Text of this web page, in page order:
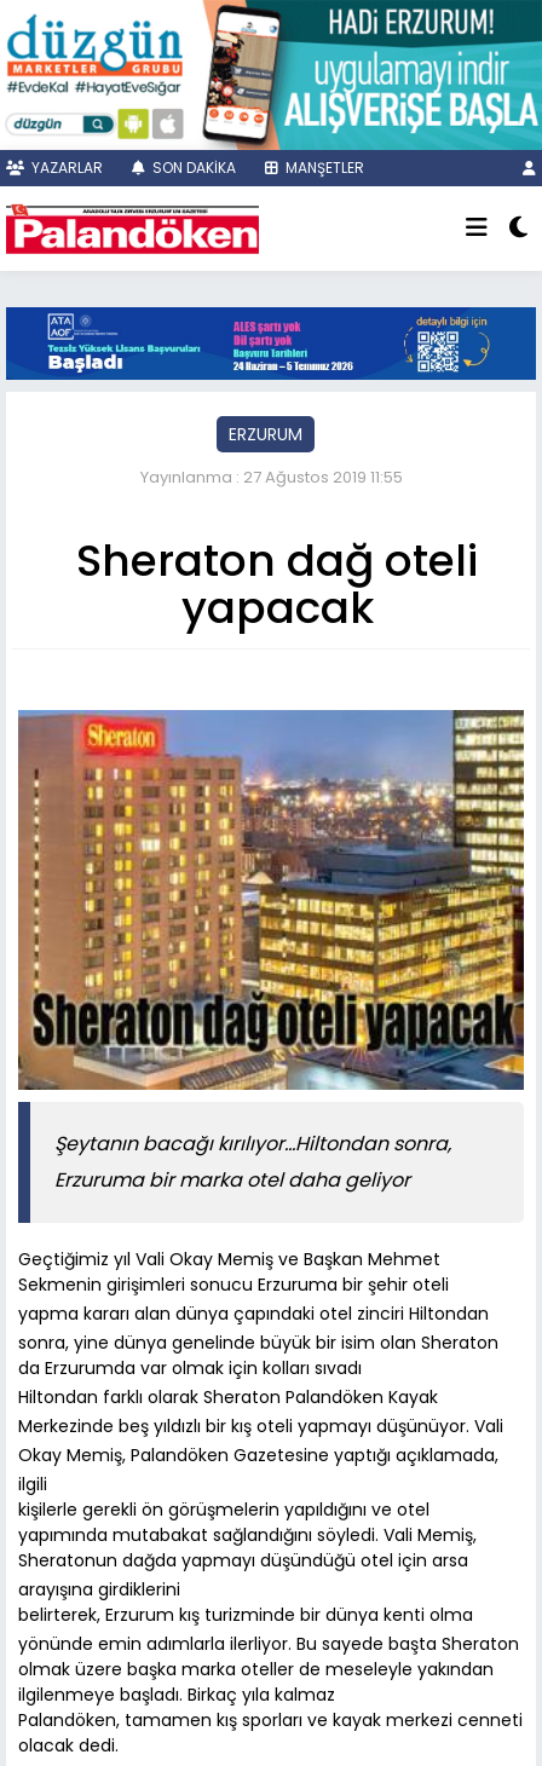
YAZARLAR SON DAKİKA MANŞETLER
ERZURUM
Yayınlanma : 27 Ağustos 2019 11:55
Sheraton dağ oteli
yapacak
Şeytanın bacağı kırılıyor...Hiltondan sonra,
Erzuruma bir marka otel daha geliyor
Geçtiğimiz yıl Vali Okay Memiş ve Başkan Mehmet
Sekmenin girişimleri sonucu Erzuruma bir şehir oteli
yapma kararı alan dünya çapındaki otel zinciri Hiltondan
sonra, yine dünya genelinde büyük bir isim olan Sheraton
da Erzurumda var olmak için kolları sıvadı
Hiltondan farklı olarak Sheraton Palandöken Kayak
Merkezinde beş yıldızlı bir kış oteli yapmayı düşünüyor. Vali
Okay Memiş, Palandöken Gazetesine yaptığı açıklamada,
ilgili
kişilerle gerekli ön görüşmelerin yapıldığını ve otel
yapımında mutabakat sağlandığını söyledi. Vali Memiş,
Sheratonun dağda yapmayı düşündüğü otel için arsa
arayışına girdiklerini
belirterek, Erzurum kış turizminde bir dünya kenti olma
yönünde emin adımlarla ilerliyor. Bu sayede başta Sheraton
olmak üzere başka marka oteller de meseleyle yakından
ilgilenmeye başladı. Birkaç yıla kalmaz
Palandöken, tamamen kış sporları ve kayak merkezi cenneti
olacak dedi.